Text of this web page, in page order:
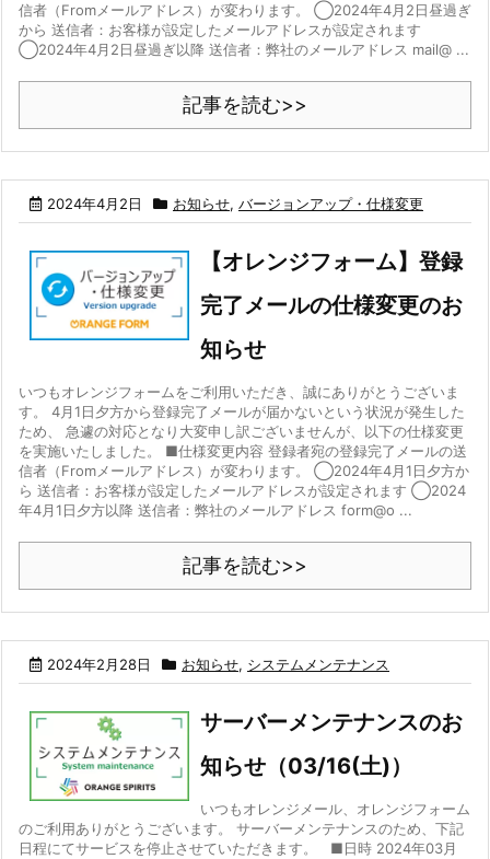
信者（Fromメールアドレス）が変わります。 ◯2024年4月2日昼過ぎ
から 送信者：お客様が設定したメールアドレスが設定されます
◯2024年4月2日昼過ぎ以降 送信者：弊社のメールアドレス mail@ ...
記事を読む>>
2024年4月2日 お知らせ, バージョンアップ・仕様変更
【オレンジフォーム】登録
完了メールの仕様変更のお
知らせ
いつもオレンジフォームをご利用いただき、誠にありがとうございま
す。 4月1日夕方から登録完了メールが届かないという状況が発生した
ため、 急遽の対応となり大変申し訳ございませんが、以下の仕様変更
を実施いたしました。 ■仕様変更内容 登録者宛の登録完了メールの送
信者（Fromメールアドレス）が変わります。 ◯2024年4月1日夕方か
ら 送信者：お客様が設定したメールアドレスが設定されます ◯2024
年4月1日夕方以降 送信者：弊社のメールアドレス form@o ...
記事を読む>>
2024年2月28日 お知らせ, システムメンテナンス
サーバーメンテナンスのお
知らせ（03/16(土)）
いつもオレンジメール、オレンジフォーム
のご利用ありがとうございます。 サーバーメンテナンスのため、下記
日程にてサービスを停止させていただきます。 ■日時 2024年03月